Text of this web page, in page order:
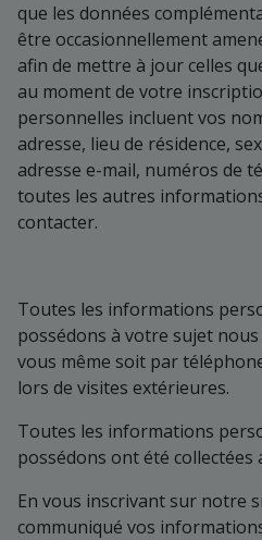
que les données
être occasionnellement
afin de mettre à jour celles
au moment de votre
personnelles incluent vos
adresse, lieu de résidence,
adresse e-mail, numéros de
toutes les autres
contacter.
Toutes les informations
possédons à votre sujet
vous même soit par
lors de visites extérieures.
Toutes les informations
possédons ont été collectées
En vous inscrivant sur notre
communiqué vos